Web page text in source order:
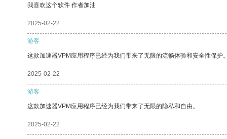
我喜欢这个软件 作者加油
2025-02-22
游客
这款加速器VPM应用程序已经为我们带来了无限的流畅体验和安全性保护
2025-02-22
游客
这款加速器VPM应用程序已经为我们带来了无限的隐私和自由。
2025-02-22